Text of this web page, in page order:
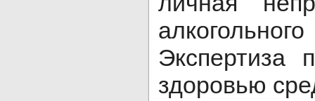
Экспертиза
здоровью